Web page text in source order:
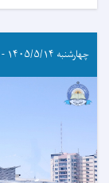
چهارشنبه ۱۴۰۵/۵/۱۴ - ۱۲:۱۸